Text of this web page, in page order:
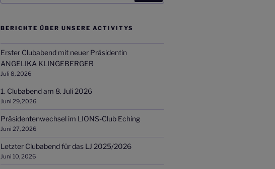
BERICHTE ÜBER UNSERE ACTIVITYS
Erster Clubabend mit neuer Präsidentin
ANGELIKA KLINGEBERGER
Juli 8, 2026
1. Clubabend am 8. Juli 2026
Juni 29, 2026
Präsidentenwechsel im LIONS-Club Eching
Juni 27, 2026
Letzter Clubabend für das LJ 2025/2026
Juni 10, 2026